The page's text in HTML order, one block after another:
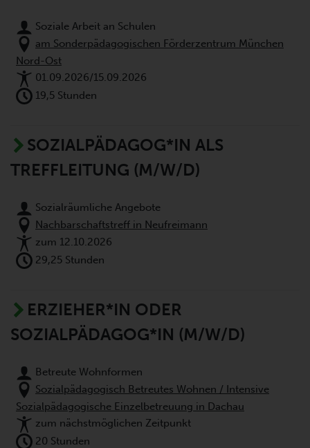
Soziale Arbeit an Schulen
am Sonderpädagogischen Förderzentrum München
Nord-Ost
01.09.2026/15.09.2026
19,5 Stunden
SOZIALPÄDAGOG*IN ALS
TREFFLEITUNG (M/W/D)
Sozialräumliche Angebote
Nachbarschaftstreff in Neufreimann
zum 12.10.2026
29,25 Stunden
ERZIEHER*IN ODER
SOZIALPÄDAGOG*IN (M/W/D)
Betreute Wohnformen
Sozialpädagogisch Betreutes Wohnen / Intensive
Sozialpädagogische Einzelbetreuung in Dachau
zum nächstmöglichen Zeitpunkt
20 Stunden